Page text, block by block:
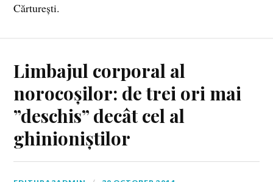
Cărturești.
Limbajul corporal al
norocoșilor: de trei ori mai
”deschis” decât cel al
ghinioniștilor